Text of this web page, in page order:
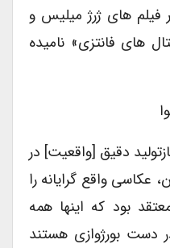
های ژرژ میلیس و
های فانتزی» نامیده
دقیق [واقعیت] در
عکاسی واقع گرایانه را
بود که اینها همه
دست بورژوازی هستند